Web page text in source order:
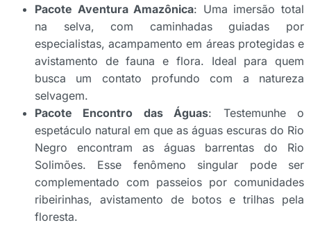
Pacote Aventura Amazônica: Uma imersão total
na selva, com caminhadas guiadas por
especialistas, acampamento em áreas protegidas e
avistamento de fauna e flora. Ideal para quem
busca um contato profundo com a natureza
selvagem.
Pacote Encontro das Águas: Testemunhe o
espetáculo natural em que as águas escuras do Rio
Negro encontram as águas barrentas do Rio
Solimões. Esse fenômeno singular pode ser
complementado com passeios por comunidades
ribeirinhas, avistamento de botos e trilhas pela
floresta.